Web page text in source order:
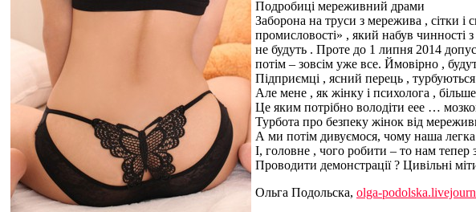
Подробиці мереживний драми
Заборона на труси з мережива , сітки і
промисловості» , який набув чинності
не будуть . Проте до 1 липня 2014
потім – зовсім уже все. Ймовірно ,
Підприємці , ясний перець ,
Але мене , як жінку і психолога ,
Це яким потрібно володіти еее …
Турбота про безпеку жінок від
А ми потім дивуємося, чому наша
І, головне , чого робити – то нам тепер
Проводити демонстрації ? Цивільні
Ольга Подольска, olga-